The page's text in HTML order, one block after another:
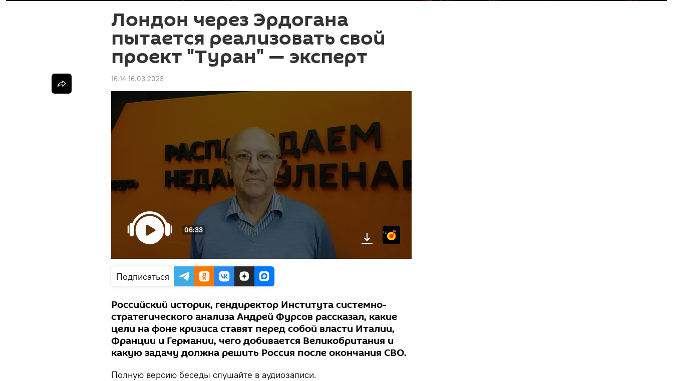
Лондон через Эрдогана
пытается реализовать свой
проект "Туран" — эксперт
16:14 16.03.2023
06:33 Яндекс.Музыка
Подписаться
Российский историк, гендиректор Института системно-
стратегического анализа Андрей Фурсов рассказал, какие
цели на фоне кризиса ставят перед собой власти Италии,
Франции и Германии, чего добивается Великобритания и
какую задачу должна решить Россия после окончания СВО.
Полную версию беседы слушайте в аудиозаписи.